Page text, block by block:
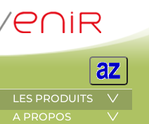
LES PRODUITS
A PROPOS